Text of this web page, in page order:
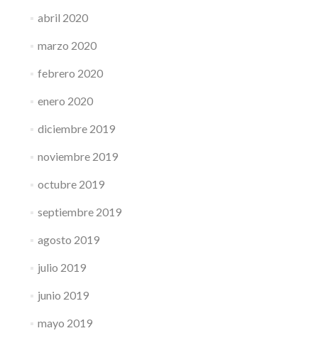
abril 2020
marzo 2020
febrero 2020
enero 2020
diciembre 2019
noviembre 2019
octubre 2019
septiembre 2019
agosto 2019
julio 2019
junio 2019
mayo 2019